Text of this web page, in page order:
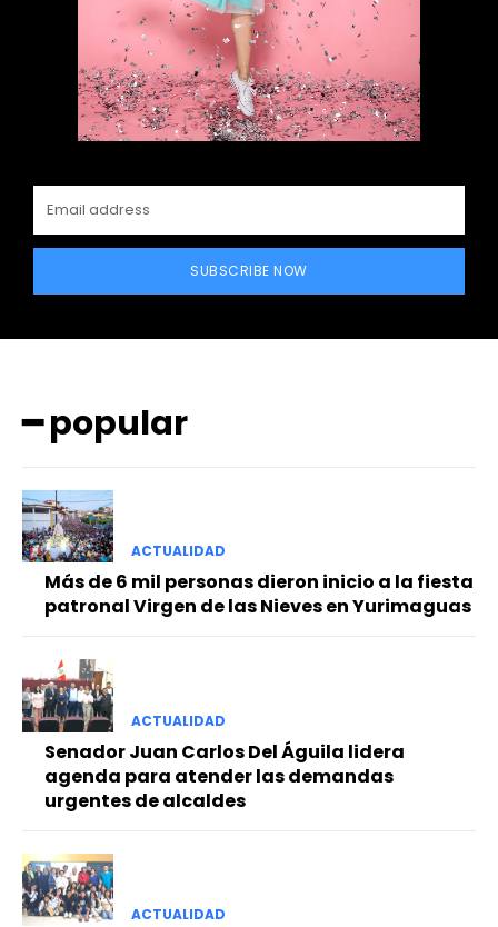
━ Planes
SUBSCRIBE NOW
━ popular
ACTUALIDAD
Más de 6 mil personas dieron inicio a la fiesta
patronal Virgen de las Nieves en Yurimaguas
ACTUALIDAD
Senador Juan Carlos Del Águila lidera
agenda para atender las demandas
urgentes de alcaldes
ACTUALIDAD